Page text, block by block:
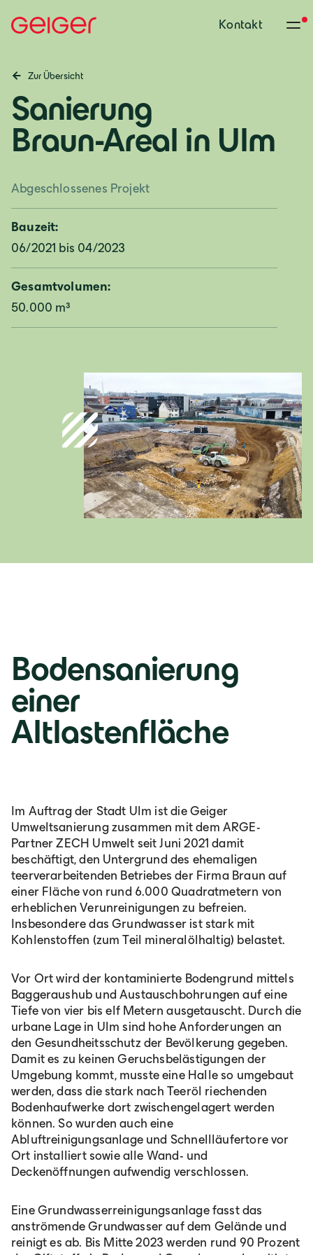
Kontakt
Zur Übersicht
Sanierung
Braun-Areal in Ulm
Abgeschlossenes Projekt
Bauzeit:
06/2021 bis 04/2023
Gesamtvolumen:
50.000 m³
Bodensanierung
einer
Altlastenfläche
Im Auftrag der Stadt Ulm ist die Geiger
Umweltsanierung zusammen mit dem ARGE-
Partner ZECH Umwelt seit Juni 2021 damit
beschäftigt, den Untergrund des ehemaligen
teerverarbeitenden Betriebes der Firma Braun auf
einer Fläche von rund 6.000 Quadratmetern von
erheblichen Verunreinigungen zu befreien.
Insbesondere das Grundwasser ist stark mit
Kohlenstoffen (zum Teil mineralölhaltig) belastet.
Vor Ort wird der kontaminierte Bodengrund mittels
Baggeraushub und Austauschbohrungen auf eine
Tiefe von vier bis elf Metern ausgetauscht. Durch die
urbane Lage in Ulm sind hohe Anforderungen an
den Gesundheitsschutz der Bevölkerung gegeben.
Damit es zu keinen Geruchsbelästigungen der
Umgebung kommt, musste eine Halle so umgebaut
werden, dass die stark nach Teeröl riechenden
Bodenhaufwerke dort zwischengelagert werden
können. So wurden auch eine
Abluftreinigungsanlage und Schnellläufertore vor
Ort installiert sowie alle Wand- und
Deckenöffnungen aufwendig verschlossen.
Eine Grundwasserreinigungsanlage fasst das
anströmende Grundwasser auf dem Gelände und
reinigt es ab. Bis Mitte 2023 werden rund 90 Prozent
Deutsch
Österreich
Deutsch
Italia